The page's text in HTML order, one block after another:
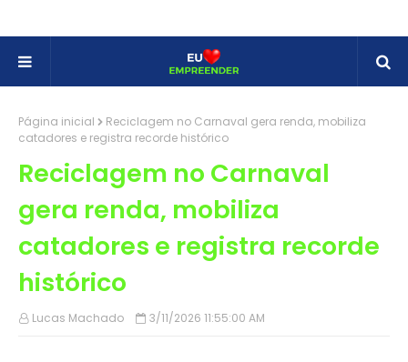
Página inicial
Reciclagem no Carnaval gera renda, mobiliza
catadores e registra recorde histórico
Reciclagem no Carnaval
gera renda, mobiliza
catadores e registra recorde
histórico
Lucas Machado 3/11/2026 11:55:00 AM